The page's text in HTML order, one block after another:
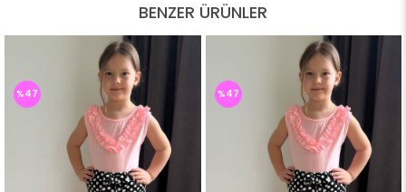
BENZER ÜRÜNLER
%47 %47